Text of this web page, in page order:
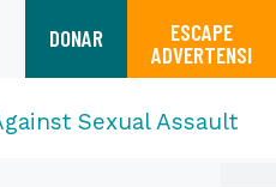
DONAR
ESCAPE
ADVERTENSI